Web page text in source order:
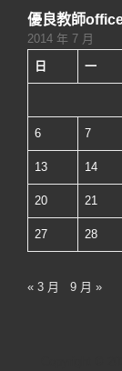
頁
優良教師
2014 年 7 月
日
一
6 7
13 14
20 21
27 28
« 3 月 9 月 »